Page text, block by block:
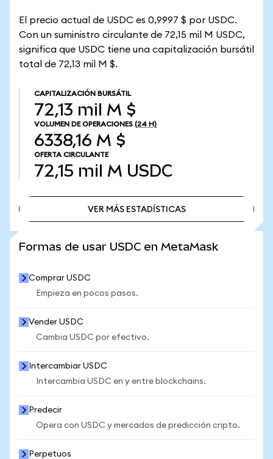
El precio actual de USDC es 0,9997 $ por USDC.
Con un suministro circulante de 72,15 mil M USDC,
significa que USDC tiene una capitalización bursátil
total de 72,13 mil M $.
CAPITALIZACIÓN BURSÁTIL
72,13 mil M $
VOLUMEN DE OPERACIONES (24 H)
6338,16 M $
OFERTA CIRCULANTE
72,15 mil M USDC
VER MÁS ESTADÍSTICAS
Formas de usar USDC en MetaMask
Comprar USDC
Empieza en pocos pasos.
Vender USDC
Cambia USDC por efectivo.
Intercambiar USDC
Intercambia USDC en y entre blockchains.
Predecir
Opera con USDC y mercados de predicción cripto.
Perpetuos